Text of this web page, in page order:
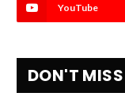
YouTube
DON'T MISS